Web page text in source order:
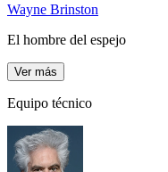
Wayne Brinston
El hombre del espejo
Ver más
Equipo técnico